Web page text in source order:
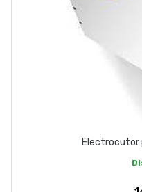
Electrocutor